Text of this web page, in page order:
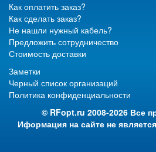
Как оплатить заказ?
Как сделать заказ?
Не нашли нужный кабель?
Предложить сотрудничество
Стоимость доставки
Заметки
Черный список организаций
Политика конфиденциальности
© RFopt.ru 2008-2026 Все
Иформация на сайте не